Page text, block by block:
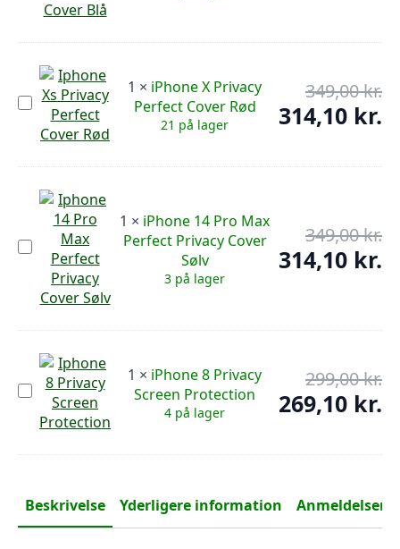
Privacy
Cover
iPhone
X
Privacy
Perfect
Rød
1 × iPhone X Privacy
Perfect Cover Rød
21 på lager
349,00kr.
314,10 kr.
er:
iPhone
14
Max
Perfect
Cover
1 × iPhone 14 Pro Max
Perfect Privacy Cover
Sølv
3 på lager
349,00kr.
314,10 kr.
iPhone
8
Privacy
Screen
1 × iPhone 8 Privacy
Screen Protection
4 på lager
299,00kr.
269,10 kr.
er:
Beskrivelse
Yderligere information Anmeldelser